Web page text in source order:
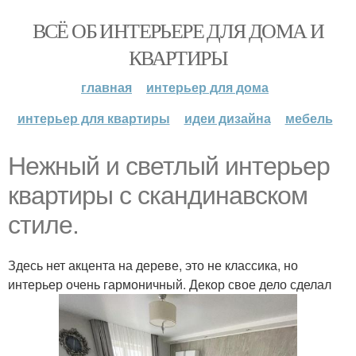
ВСЁ ОБ ИНТЕРЬЕРЕ ДЛЯ ДОМА И
КВАРТИРЫ
главная
интерьер для дома
интерьер для квартиры
идеи дизайна мебель
Нежный и светлый интерьер
квартиры с скандинавском
стиле.
Здесь нет акцента на дереве, это не классика, но
интерьер очень гармоничный. Декор свое дело сделал